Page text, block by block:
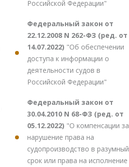
Российской Федерации"
Федеральный закон от
22.12.2008 N 262-ФЗ (ред. от
14.07.2022) "Об обеспечении
доступа к информации о
деятельности судов в
Российской Федерации"
Федеральный закон от
30.04.2010 N 68-ФЗ (ред. от
05.12.2022) "О компенсации за
нарушение права на
судопроизводство в разумный
срок или права на исполнение